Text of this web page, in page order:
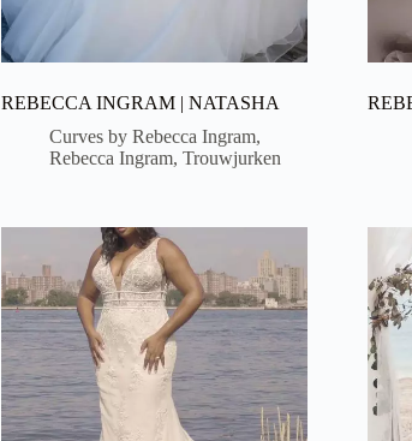
REBECCA INGRAM | NATASHA
Curves by Rebecca Ingram,
Rebecca Ingram, Trouwjurken